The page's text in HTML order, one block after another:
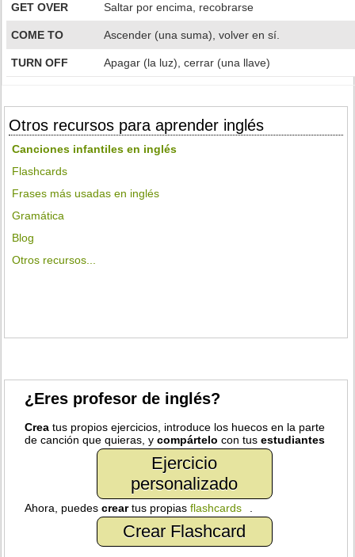
GET OVER Saltar por encima, recobrarse
COME TO Ascender (una suma), volver en sí.
TURN OFF Apagar (la luz), cerrar (una llave)
Otros recursos para aprender inglés
Canciones infantiles en inglés
Flashcards
Frases más usadas en inglés
Gramática
Blog
Otros recursos...
¿Eres profesor de inglés?
Crea tus propios ejercicios, introduce los huecos en la parte
de canción que quieras, ycompártelo con tusestudiantes
Ejercicio
personalizado
Ahora, puedescreartus propiasflashcards
Crear Flashcard